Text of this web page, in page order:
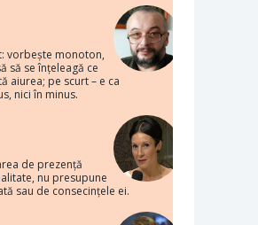
vorbește monoton,
să se înțeleagă ce
aiurea; pe scurt – e ca
nici în minus.
de prezență
nu presupune
sau de consecințele ei.